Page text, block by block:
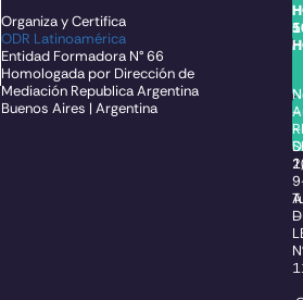
Organiza y Certifica
ODR Latinoamérica
Entidad Formadora N° 66
Homologada por Dirección de
Mediación Republica Argentina
Buenos Aires | Argentina
–
–
5
–